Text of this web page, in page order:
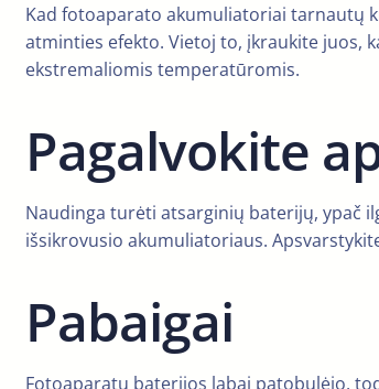
Kad fotoaparato akumuliatoriai tarnautų
atminties efekto. Vietoj to, įkraukite juos,
ekstremaliomis temperatūromis.
Pagalvokite
Naudinga turėti atsarginių baterijų, ypač
išsikrovusio akumuliatoriaus.
Pabaigai
Fotoaparatų baterijos labai patobulėjo,